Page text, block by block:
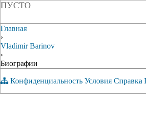
ПУСТО
Главная
›
Vladimir Barinov
›
Биографии
Конфиденциальность Условия Справка